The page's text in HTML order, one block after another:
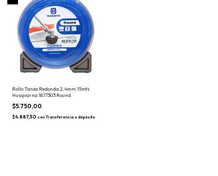
Rollo Tanza Redonda 2,4mm 15mts
Husqvarna 1877303 Round
$5.750,00
$4.887,50 con Transferencia o depósito